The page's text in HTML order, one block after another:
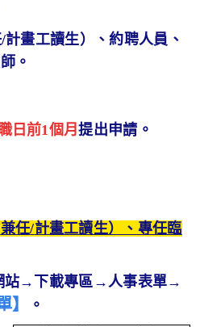
畫工讀生）、約聘人員、
。
日前1個月提出申請。
兼任/計畫工讀生）、專任臨
站→下載專區→人事表單→
】 。